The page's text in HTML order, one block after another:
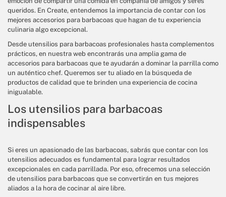
queridos. En Create, entendemos la importancia de contar con los
mejores accesorios para barbacoas que hagan de tu experiencia
culinaria algo excepcional.
Desde utensilios para barbacoas profesionales hasta complementos
prácticos, en nuestra web encontrarás una amplia gama de
accesorios para barbacoas que te ayudarán a dominar la parrilla como
un auténtico chef. Queremos ser tu aliado en la búsqueda de
productos de calidad que te brinden una experiencia de cocina
inigualable.
Los utensilios para barbacoas
indispensables
Si eres un apasionado de las barbacoas, sabrás que contar con los
utensilios adecuados es fundamental para lograr resultados
excepcionales en cada parrillada. Por eso, ofrecemos una selección
de utensilios para barbacoas que se convertirán en tus mejores
aliados a la hora de cocinar al aire libre.